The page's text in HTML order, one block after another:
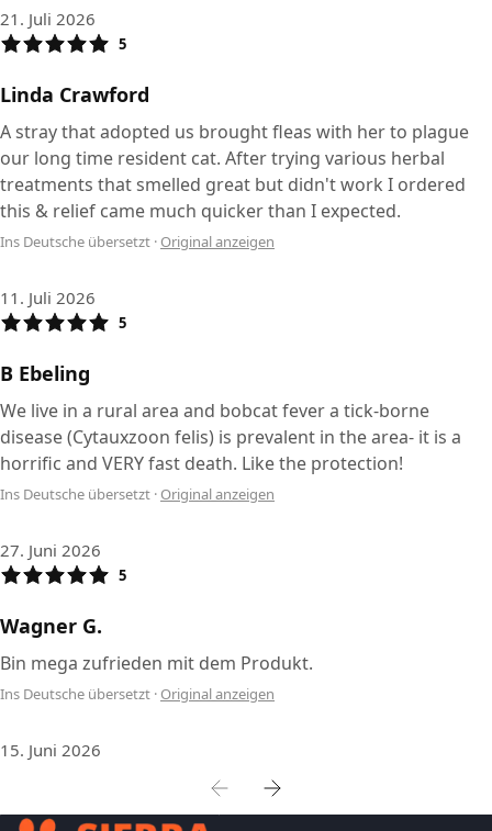
21. Juli 2026
5
Linda Crawford
A stray that adopted us brought fleas with her to plague
our long time resident cat. After trying various herbal
treatments that smelled great but didn't work I ordered
this & relief came much quicker than I expected.
Ins Deutsche übersetzt · Original anzeigen
11. Juli 2026
5
B Ebeling
We live in a rural area and bobcat fever a tick-borne
disease (Cytauxzoon felis) is prevalent in the area- it is a
horrific and VERY fast death. Like the protection!
Ins Deutsche übersetzt · Original anzeigen
27. Juni 2026
5
Wagner G.
Bin mega zufrieden mit dem Produkt.
Ins Deutsche übersetzt · Original anzeigen
15. Juni 2026